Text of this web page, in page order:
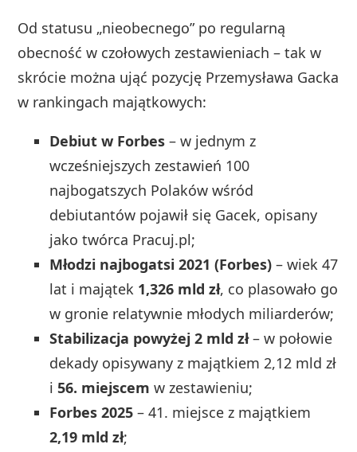
Od statusu „nieobecnego” po regularną
obecność w czołowych zestawieniach – tak w
skrócie można ująć pozycję Przemysława Gacka
w rankingach majątkowych:
Debiut w Forbes – w jednym z
wcześniejszych zestawień 100
najbogatszych Polaków wśród
debiutantów pojawił się Gacek, opisany
jako twórca Pracuj.pl;
Młodzi najbogatsi 2021 (Forbes) – wiek 47
lat i majątek 1,326 mld zł, co plasowało go
w gronie relatywnie młodych miliarderów;
Stabilizacja powyżej 2 mld zł– w połowie
dekady opisywany z majątkiem 2,12 mld zł
i56. miejscem w zestawieniu;
Forbes 2025 – 41. miejsce z majątkiem
2,19 mld zł;